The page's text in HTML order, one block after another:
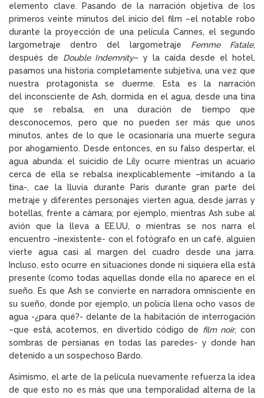
elemento clave. Pasando de la narración objetiva de los
primeros veinte minutos del inicio del film –el notable robo
durante la proyección de una película Cannes, el segundo
largometraje dentro del largometraje Femme Fatale,
después de Double Indemnity– y la caída desde el hotel,
pasamos una historia completamente subjetiva, una vez que
nuestra protagonista se duerme. Esta es la narración
del inconsciente de Ash, dormida en el agua, desde una tina
que se rebalsa, en una duración de tiempo que
desconocemos, pero que no pueden ser más que unos
minutos, antes de lo que le ocasionaría una muerte segura
por ahogamiento. Desde entonces, en su falso despertar, el
agua abunda: el suicidio de Lily ocurre mientras un acuario
cerca de ella se rebalsa inexplicablemente –imitando a la
tina-, cae la lluvia durante París durante gran parte del
metraje y diferentes personajes vierten agua, desde jarras y
botellas, frente a cámara; por ejemplo, mientras Ash sube al
avión que la lleva a EE.UU, o mientras se nos narra el
encuentro –inexistente- con el fotógrafo en un café, alguien
vierte agua casi al margen del cuadro desde una jarra.
Incluso, esto ocurre en situaciones donde ni siquiera ella está
presente (como todas aquellas donde ella no aparece en el
sueño. Es que Ash se convierte en narradora omnisciente en
su sueño, donde por ejemplo, un policía llena ocho vasos de
agua -¿para qué?- delante de la habitación de interrogación
–que está, acotemos, en divertido código de film noir, con
sombras de persianas en todas las paredes- y donde han
detenido a un sospechoso Bardo.
Asimismo, el arte de la película nuevamente refuerza la idea
de que esto no es más que una temporalidad alterna de la